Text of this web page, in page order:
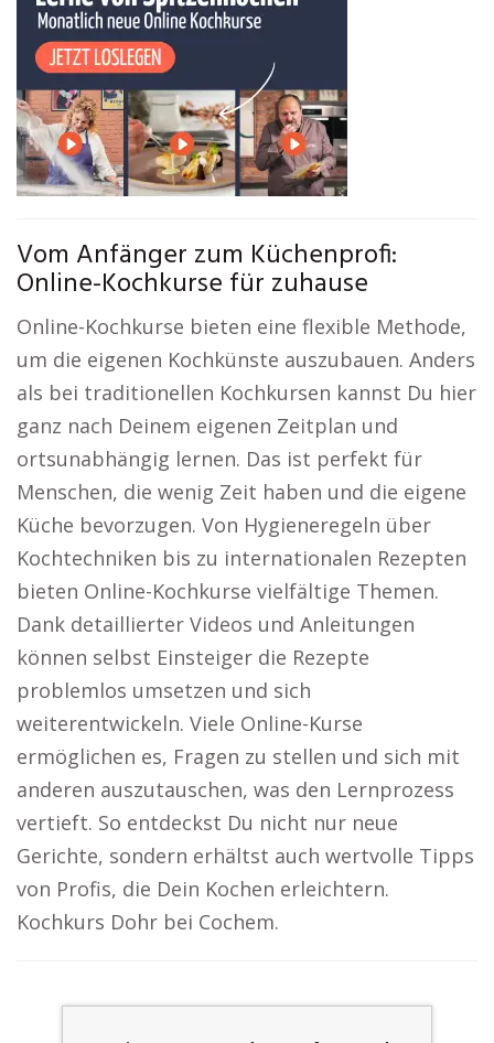
Vom Anfänger zum Küchenprofi:
Online-Kochkurse für zuhause
Online-Kochkurse bieten eine flexible Methode,
um die eigenen Kochkünste auszubauen. Anders
als bei traditionellen Kochkursen kannst Du hier
ganz nach Deinem eigenen Zeitplan und
ortsunabhängig lernen. Das ist perfekt für
Menschen, die wenig Zeit haben und die eigene
Küche bevorzugen. Von Hygieneregeln über
Kochtechniken bis zu internationalen Rezepten
bieten Online-Kochkurse vielfältige Themen.
Dank detaillierter Videos und Anleitungen
können selbst Einsteiger die Rezepte
problemlos umsetzen und sich
weiterentwickeln. Viele Online-Kurse
ermöglichen es, Fragen zu stellen und sich mit
anderen auszutauschen, was den Lernprozess
vertieft. So entdeckst Du nicht nur neue
Gerichte, sondern erhältst auch wertvolle Tipps
von Profis, die Dein Kochen erleichtern.
Kochkurs Dohr bei Cochem.